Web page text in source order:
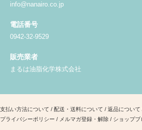
info@nanairo.co.jp
電話番号
0942-32-9529
販売業者
まるは油脂化学株式会社
支払い方法について / 配送・送料について / 返品について
プライバシーポリシー / メルマガ登録・解除 / ショップブ